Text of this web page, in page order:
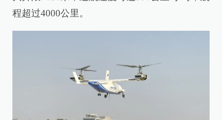
程超过4000公里。